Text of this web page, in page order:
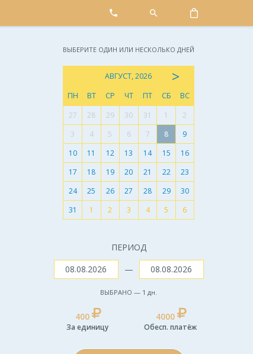
ВЫБЕРИТЕ ОДИН ИЛИ НЕСКОЛЬКО ДНЕЙ
АВГУСТ, 2026 >
ПН ВТ СР ЧТ ПТ СБ
ВС
27
28 29 30 31 1
2
3
4 5 6 7 8
9
10
11 12 13 14 15
16
17
18 19 20 21 22
23
24
25 26 27 28 29
30
31
1 2 3 4 5 6
ПЕРИОД
—
ВЫБРАНО — 1 дн.
400
За единицу
4000
Обесп. платёж